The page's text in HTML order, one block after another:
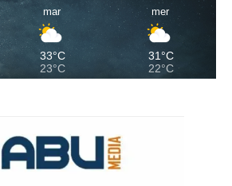
mar
33°C
23°C
mer
31°C
22°C